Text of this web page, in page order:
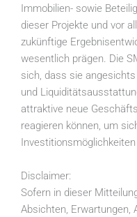
Immobilien- sowie
dieser Projekte und vor
zukünftige
wesentlich prägen. Die
sich, dass sie
und
attraktive neue
reagieren können, um
Disclaimer:
Sofern in dieser
Absichten, Erwartungen,